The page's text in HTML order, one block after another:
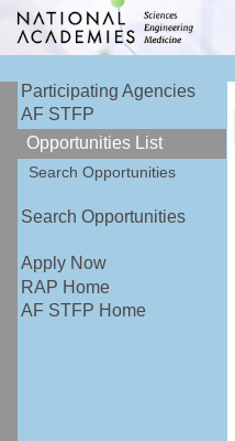
Participating Agencies
AF STFP
Opportunities List
Search Opportunities
Search Opportunities
Apply Now
RAP Home
AF STFP Home